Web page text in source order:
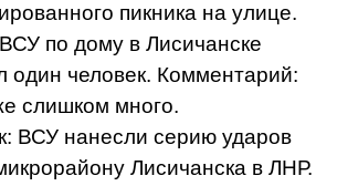
пикника на улице.
по дому в Лисичанске
один человек. Комментарий:
слишком много.
ВСУ нанесли серию ударов
Лисичанска в ЛНР.